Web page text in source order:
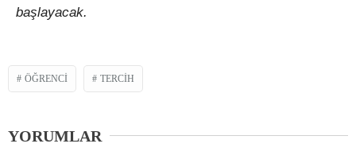
başlayacak.
ÖĞRENCI TERCIH
YORUMLAR